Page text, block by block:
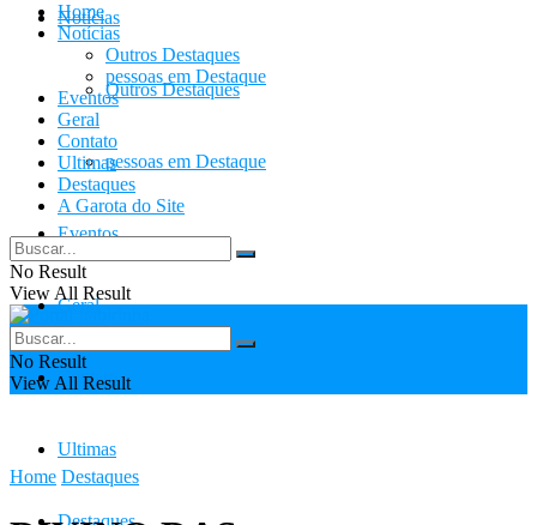
Notícias
Outros Destaques
pessoas em Destaque
Eventos
Geral
Contato
Ultimas
Destaques
Home
Notícias
Outros Destaques
pessoas em Destaque
Eventos
Geral
Contato
Ultimas
Destaques
A Garota do Site
No Result
View All Result
No Result
View All Result
Home Destaques